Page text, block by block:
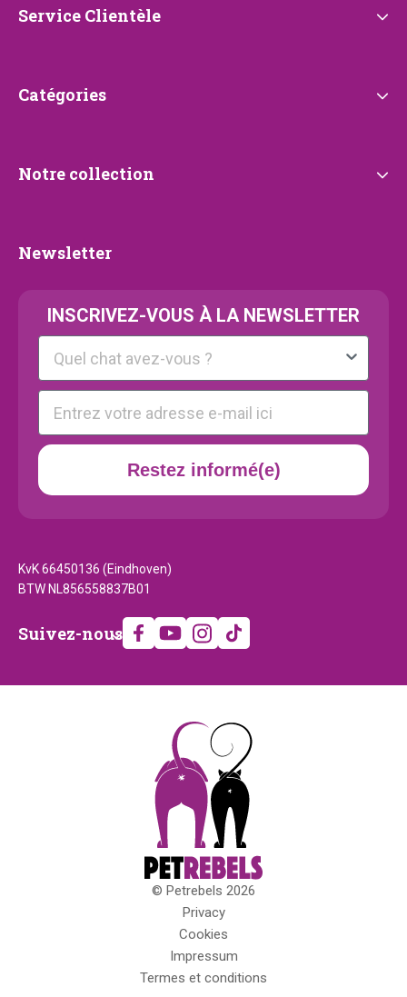
Petrebels
Service
Service Clientèle
Catégories
Catégories
Notre
Notre collection
Newsletter
Newsletter
INSCRIVEZ-VOUS À LA NEWSLETTER
Kattenras
E-mail
Restez informé(e)
KvK 66450136 (Eindhoven)
BTW NL856558837B01
Suivez-
Suivez-nous
© Petrebels 2026
Droits
d'auteur
Privacy
Cookies
Impressum
Termes et conditions